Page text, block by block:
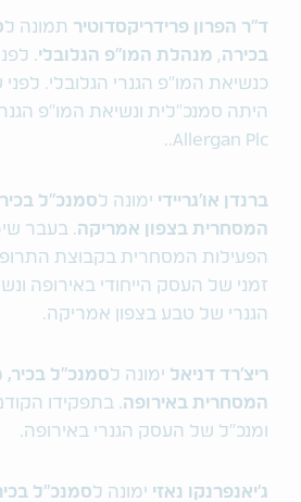
ד"ר הפרון פרידריקסדוטיר תמונה ל
בכירה, מנהלת המו"פ הגלובלי.
כנשיאת המו"פ הגנרי הגלובלי.
היתה סמנכ"לית ונשיאת המו"פ
Allergan Plc..
ברנדן או'גריידי ימונה לסמנכ"ל
המסחרית בצפון אמריקה. בעבר
הפעילות המסחרית בקבוצת
זמני של העסק הייחודי באירופה
הגנרי של טבע בצפון אמריקה.
ריצ'רד דניאל ימונה לסמנכ"ל
המסחרית באירופה. בתפקידו
ומנכ"ל של העסק הגנרי באירופה.
ג'יאנפרנקו נאזי ימונה לסמנכ"ל